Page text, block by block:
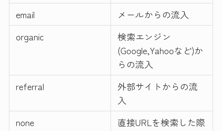
email
メールからの流入
organic
検索エンジン
(Google,Yahooなど)か
らの流入
referral
外部サイトからの流
入
none
直接URLを検索した際